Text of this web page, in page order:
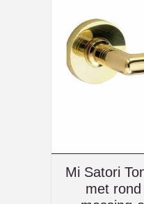
Mi Satori
met